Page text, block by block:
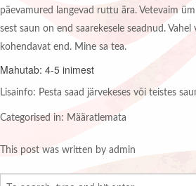
päevamured langevad ruttu ära. Vetevaim
sest saun on end saarekesele seadnud.
kohendavat end. Mine sa tea.
Mahutab: 4-5 inimest
Lisainfo: Pesta saad järvekeses või teistes
Categorised in: Määratlemata
This post was written by admin